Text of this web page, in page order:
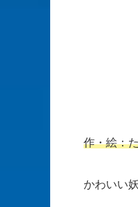
作・絵：
かわいい